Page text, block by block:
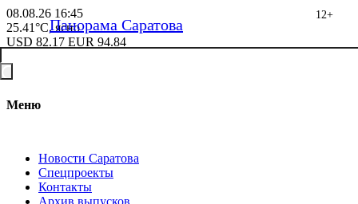
08.08.26 16:45
25.41°C, ясно
USD 82.17 EUR 94.84
Меню
Новости Саратова
Спецпроекты
Контакты
Архив выпусков
Панорама Саратова
12+